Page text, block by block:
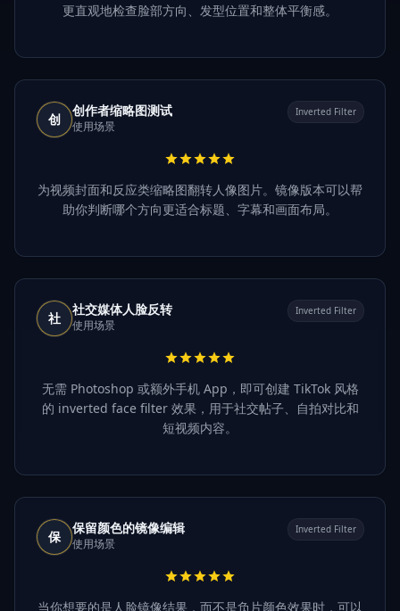
更直观地检查脸部方向、发型位置和整体平衡感。
创
创作者缩略图测试
使用场景
Inverted Filter
为视频封面和反应类缩略图翻转人像图片。镜像版本可以帮
助你判断哪个方向更适合标题、字幕和画面布局。
社
社交媒体人脸反转
使用场景
Inverted Filter
无需 Photoshop 或额外手机 App，即可创建 TikTok 风格
的 inverted face filter 效果，用于社交帖子、自拍对比和
短视频内容。
保
保留颜色的镜像编辑
使用场景
Inverted Filter
当你想要的是人脸镜像结果，而不是负片颜色效果时，可以